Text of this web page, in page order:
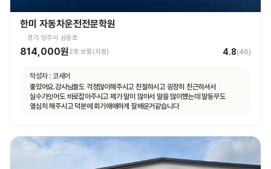
한미 자동차운전전문학원
경기 양주시 삼숭로
814,000원2종 보통(자동) 4.8(46)
작성자 : 코세어
좋았어요.강사님들도 걱정많이해주시고 친절하시고 굉장히 친근하셔서
실수가잇어도 바로잡아주시고 제가 말이 많아서 말을 많이헀는데 말동무도
열심히 해주시고 덕분에 화기애애하게 잘배운거같습니다